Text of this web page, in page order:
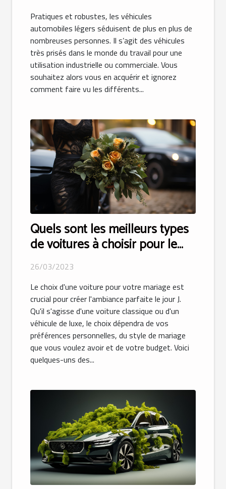
Pratiques et robustes, les véhicules
automobiles légers séduisent de plus en plus de
nombreuses personnes. Il s’agit des véhicules
très prisés dans le monde du travail pour une
utilisation industrielle ou commerciale. Vous
souhaitez alors vous en acquérir et ignorez
comment faire vu les différents...
Quels sont les meilleurs types
de voitures à choisir pour le
mariage ?
26/03/2023
Le choix d'une voiture pour votre mariage est
crucial pour créer l'ambiance parfaite le jour J.
Qu'il s'agisse d'une voiture classique ou d'un
véhicule de luxe, le choix dépendra de vos
préférences personnelles, du style de mariage
que vous voulez avoir et de votre budget. Voici
quelques-uns des...